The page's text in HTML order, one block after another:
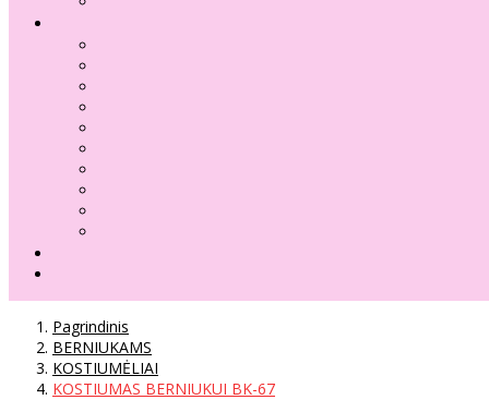
Pagrindinis
BERNIUKAMS
KOSTIUMĖLIAI
KOSTIUMAS BERNIUKUI BK-67